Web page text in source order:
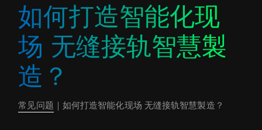
如何打造智能化现
场 无缝接轨智慧製
造？
常见问题 ｜如何打造智能化现场 无缝接轨智慧製造？